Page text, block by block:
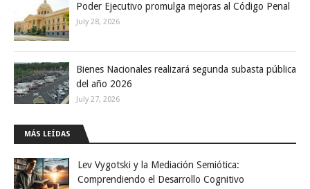
Poder Ejecutivo promulga mejoras al Código Penal
July 28, 2026
Bienes Nacionales realizará segunda subasta pública
del año 2026
July 27, 2026
MÁS LEÍDAS
Lev Vygotski y la Mediación Semiótica:
Comprendiendo el Desarrollo Cognitivo